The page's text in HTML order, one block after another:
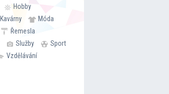
Hobby
Kavárny
Móda
Řemesla
Služby
Sport
Vzdělávání